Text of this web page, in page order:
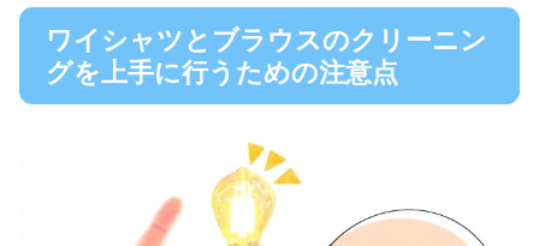
ワイシャツとブラウスのクリーニン
グを上手に行うための注意点